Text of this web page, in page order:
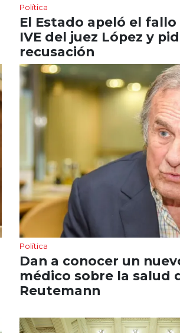
Política
El Estado apeló el
IVE del juez López y
recusación
Política
Dan a conocer un
médico sobre la salud
Reutemann